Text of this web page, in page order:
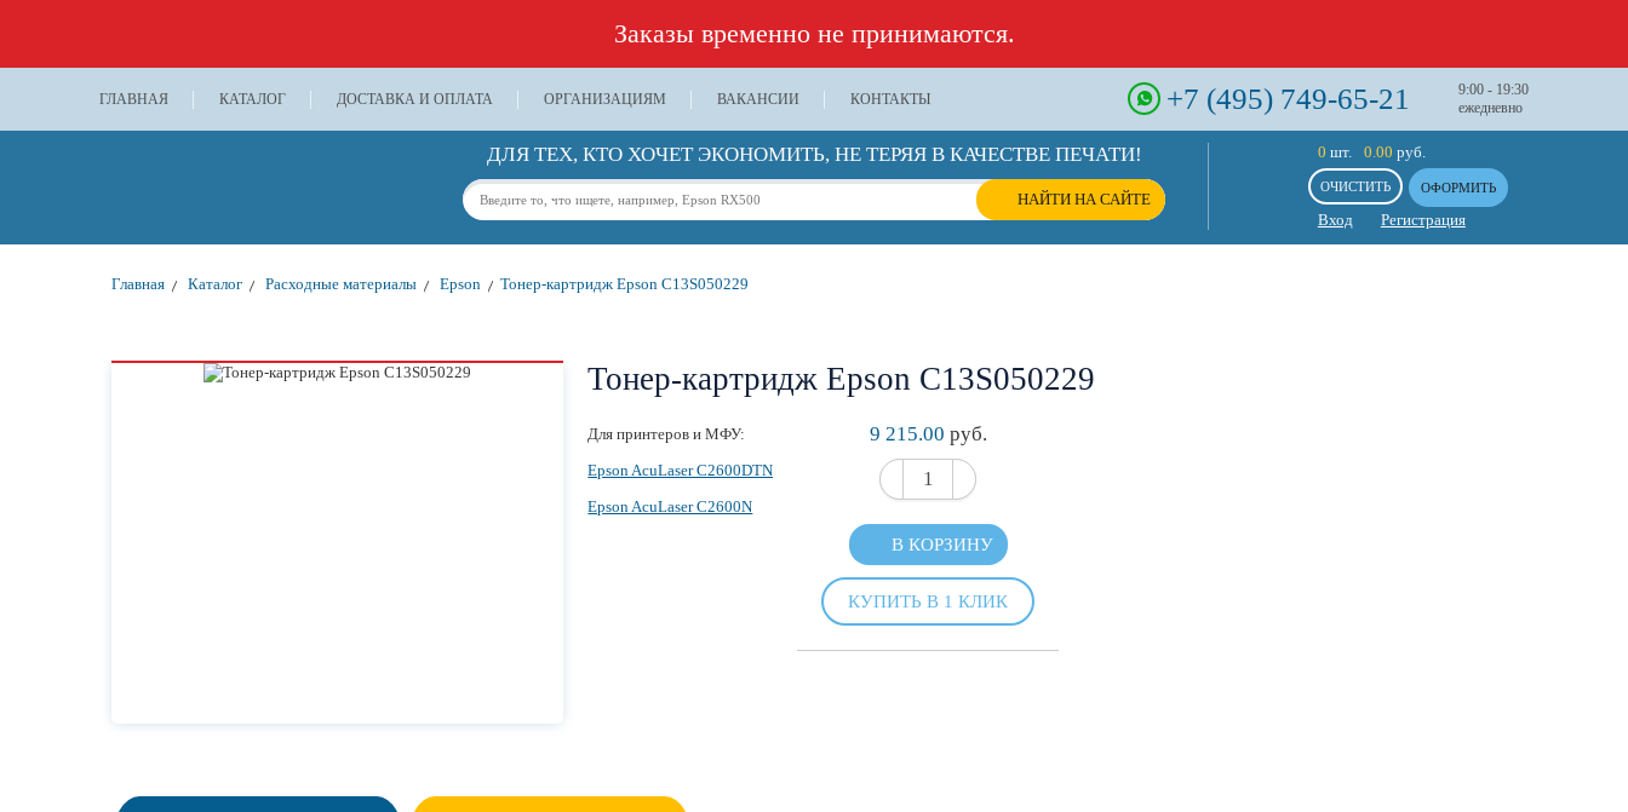
Заказы временно не принимаются.
+7 (495) 749-65-21
9:00 - 19:30
ежедневно
ГЛАВНАЯ КАТАЛОГ ДОСТАВКА И ОПЛАТА ОРГАНИЗАЦИЯМ ВАКАНСИИ КОНТАКТЫ
0 шт. 0.00 руб.
ОЧИСТИТЬ ОФОРМИТЬ
Вход Регистрация
ДЛЯ ТЕХ, КТО ХОЧЕТ ЭКОНОМИТЬ, НЕ ТЕРЯЯ В КАЧЕСТВЕ ПЕЧАТИ!
НАЙТИ НА САЙТЕ
Главная Каталог Расходные материалы Epson Тонер-картридж Epson C13S050229
Тонер-картридж Epson C13S050229
Для принтеров и МФУ:
Epson AcuLaser C2600DTN
Epson AcuLaser C2600N
9 215.00 руб.
В КОРЗИНУ
КУПИТЬ В 1 КЛИК